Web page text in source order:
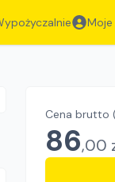
Cena brutto
86,00